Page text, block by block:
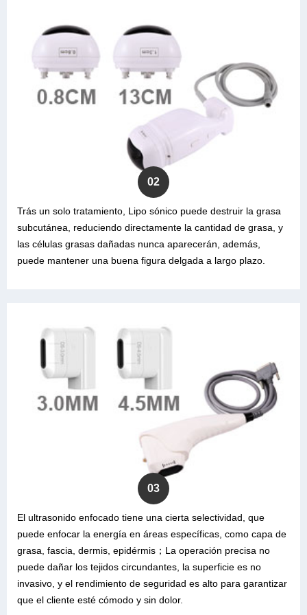
02
Trás un solo tratamiento, Lipo sónico puede destruir la grasa
subcutánea, reduciendo directamente la cantidad de grasa, y
las células grasas dañadas nunca aparecerán, además,
puede mantener una buena figura delgada a largo plazo.
03
El ultrasonido enfocado tiene una cierta selectividad, que
puede enfocar la energía en áreas específicas, como capa de
grasa, fascia, dermis, epidérmis；La operación precisa no
puede dañar los tejidos circundantes, la superficie es no
invasivo, y el rendimiento de seguridad es alto para garantizar
que el cliente esté cómodo y sin dolor.